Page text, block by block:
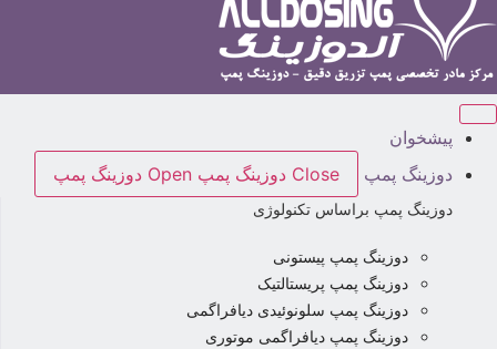
پیشخوان
دوزینگ پمپ
Close دوزینگ پمپ Open دوزینگ پمپ
دوزینگ پمپ براساس تکنولوژی
دوزینگ پمپ پیستونی
دوزینگ پمپ پریستالتیک
دوزینگ پمپ سلونوئیدی دیافراگمی
دوزینگ پمپ دیافراگمی موتوری